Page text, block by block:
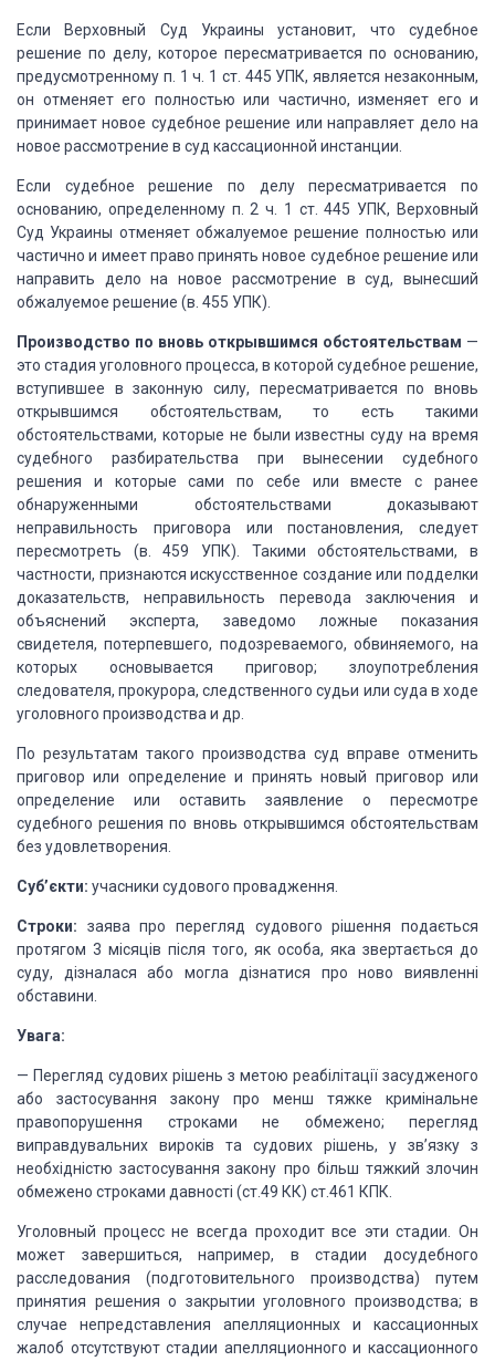
Если Верховный Суд Украины установит, что судебное
решение по делу, которое пересматривается по основанию,
предусмотренному п. 1 ч. 1 ст. 445 УПК, является незаконным,
он отменяет его полностью или частично, изменяет его и
принимает новое судебное решение или направляет дело на
новое рассмотрение в суд кассационной инстанции.
Если судебное решение по делу пересматривается по
основанию, определенному п. 2 ч. 1 ст. 445 УПК, Верховный
Суд Украины отменяет обжалуемое решение полностью или
частично и имеет право принять новое судебное решение или
направить дело на новое рассмотрение в суд, вынесший
обжалуемое решение (в. 455 УПК).
Производство по вновь открывшимся обстоятельствам —
это стадия уголовного процесса, в которой судебное решение,
вступившее в законную силу, пересматривается по вновь
открывшимся обстоятельствам, то есть такими
обстоятельствами, которые не были известны суду на время
судебного разбирательства при вынесении судебного
решения и которые сами по себе или вместе с ранее
обнаруженными обстоятельствами доказывают
неправильность приговора или постановления, следует
пересмотреть (в. 459 УПК).
Такими обстоятельствами, в
частности, признаются искусственное создание или подделки
доказательств, неправильность перевода заключения и
объяснений эксперта, заведомо ложные показания
свидетеля, потерпевшего, подозреваемого, обвиняемого, на
которых основывается приговор;
злоупотребления
следователя, прокурора, следственного судьи или суда в ходе
уголовного производства и др.
По результатам такого производства суд вправе отменить
приговор или определение и принять новый приговор или
определение или оставить заявление о пересмотре
судебного решения по вновь открывшимся обстоятельствам
без удовлетворения.
Суб’єкти: учасники судового провадження.
Строки: заява про перегляд судового рішення подається
протягом 3 місяців після того, як особа, яка звертається до
суду, дізналася або могла дізнатися про ново виявленні
обставини.
Увага:
— Перегляд судових рішень з метою реабілітації засудженого
або застосування закону про менш тяжке кримінальне
правопорушення строками не обмежено; перегляд
виправдувальних вироків та судових рішень, у зв’язку з
необхідністю застосування закону про більш тяжкий злочин
обмежено строками давності (ст.49 КК) ст.461 КПК.
Уголовный процесс не всегда проходит все эти стадии.
Он
может завершиться, например, в стадии досудебного
расследования (подготовительного производства) путем
принятия решения о закрытии уголовного производства; в
случае непредставления апелляционных и кассационных
жалоб отсутствуют стадии апелляционного и кассационного